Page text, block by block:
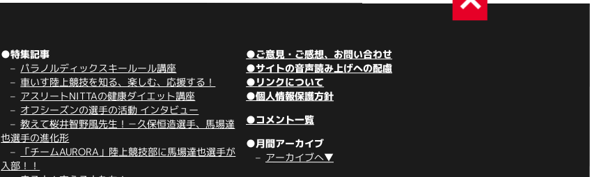
●特集記事
パラノルディックスキールール講座
車いす陸上競技を知る、楽しむ、応援する！
アスリートNITTAの健康ダイエット講座
オフシーズンの選手の活動 インタビュー
教えて桜井智野風先生！－久保恒造選手、馬場達
也選手の進化形
「チームAURORA」陸上競技部に馬場達也選手が
入部！！
●ご意見・ご感想、お問い合わせ
●サイトの音声読み上げへの配慮
●リンクについて
●個人情報保護方針
●コメント一覧
●月間アーカイブ
アーカイブへ▼